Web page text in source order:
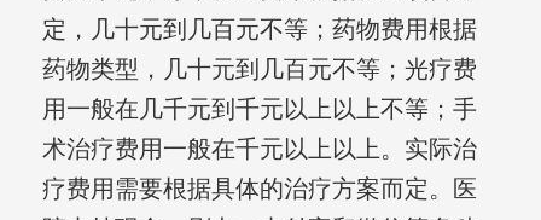
定，几十元到几百元不等；药物费用根据
药物类型，几十元到几百元不等；光疗费
用一般在几千元到千元以上以上不等；手
术治疗费用一般在千元以上以上。实际治
疗费用需要根据具体的治疗方案而定。医